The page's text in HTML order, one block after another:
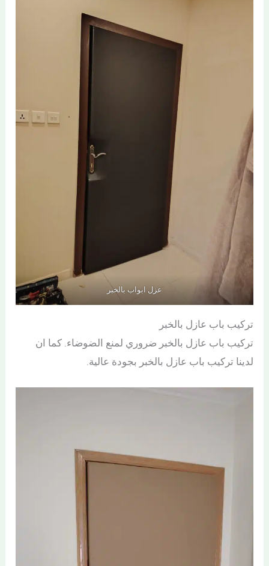
عزل ابواب بالخبر
تركيب باب عازل بالخبر
تركيب باب عازل بالخبر ضروري لمنع الضوضاء. كما ان
لدينا تركيب باب عازل بالخبر بجودة عالية.